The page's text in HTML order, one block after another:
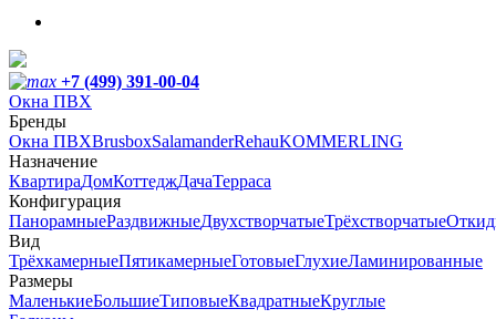
+7 (499) 391-00-04
Окна ПВХ
Бренды
Окна ПВХBrusboxSalamanderRehauKOMMERLING
Назначение
КвартираДомКоттеджДачаТерраса
Конфигурация
ПанорамныеРаздвижныеДвухстворчатыеТрёхстворчатые
Вид
ТрёхкамерныеПятикамерныеГотовыеГлухиеЛаминированные
Размеры
МаленькиеБольшиеТиповыеКвадратныеКруглые